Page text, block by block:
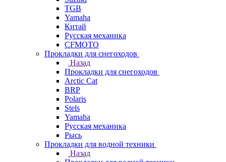
TGB
Yamaha
Китай
Русская механика
СFMOTO
Прокладки для снегоходов
Назад
Прокладки для снегоходов
Arctic Cat
BRP
Polaris
Stels
Yamaha
Русская механика
Рысь
Прокладки для водной техники
Назад